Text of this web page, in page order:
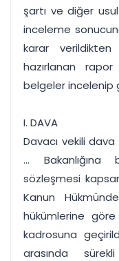
şartı ve diğer
inceleme
karar
hazırlanan
belgeler incelenip
I. DAVA
Davacı vekili dava
...
sözleşmesi
Kanun
hükümlerine
kadrosuna
arasında